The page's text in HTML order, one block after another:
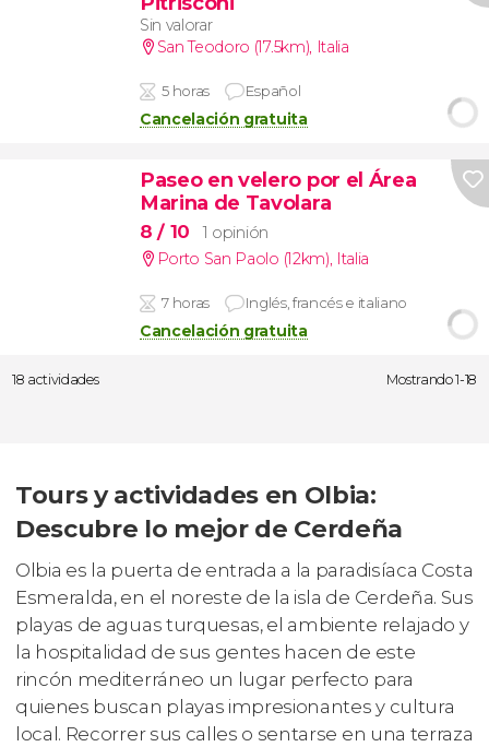
Sin valorar
San Teodoro (17.5km), Italia
5 horas Español
Cancelación gratuita
Paseo en velero por el Área
Marina de Tavolara
8/ 10
1 opinión
Porto San Paolo (12km), Italia
7 horas Inglés, francés e italiano
Cancelación gratuita
18 actividades Mostrando 1-18
Tours y actividades en Olbia:
Descubre lo mejor de Cerdeña
Olbia es la puerta de entrada a la paradisíaca Costa
Esmeralda, en el noreste de la isla de Cerdeña. Sus
playas de aguas turquesas, el ambiente relajado y
la hospitalidad de sus gentes hacen de este
rincón mediterráneo un lugar perfecto para
quienes buscan playas impresionantes y cultura
local. Recorrer sus calles o sentarse en una terraza